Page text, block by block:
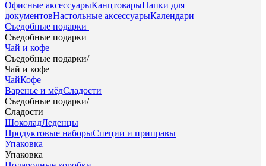
Офисные аксессуарыКанцтоварыПапки для
документовНастольные аксессуарыКалендари
Съедобные подарки
Съедобные подарки
Чай и кофе
Съедобные подарки/
Чай и кофе
ЧайКофе
Варенье и мёдСладости
Съедобные подарки/
Сладости
ШоколадЛеденцы
Продуктовые наборыСпеции и приправы
Упаковка
Упаковка